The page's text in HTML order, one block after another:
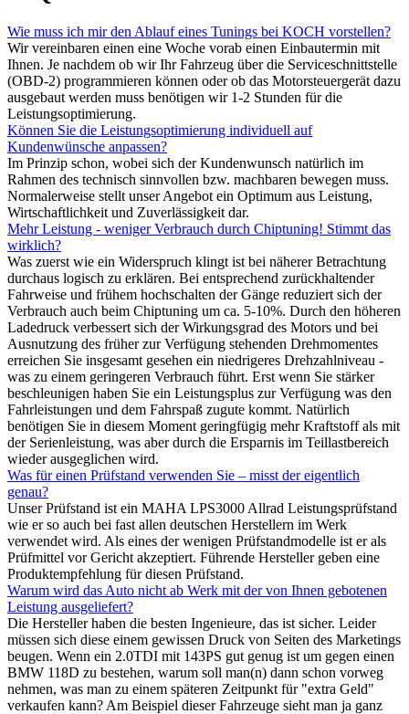
Wie muss ich mir den Ablauf eines Tunings bei KOCH vorstellen?
Wir vereinbaren einen eine Woche vorab einen Einbautermin mit
Ihnen. Je nachdem ob wir Ihr Fahrzeug über die Serviceschnittstelle
(OBD-2) programmieren können oder ob das Motorsteuergerät dazu
ausgebaut werden muss benötigen wir 1-2 Stunden für die
Leistungsoptimierung.
Können Sie die Leistungsoptimierung individuell auf
Kundenwünsche anpassen?
Im Prinzip schon, wobei sich der Kundenwunsch natürlich im
Rahmen des technisch sinnvollen bzw. machbaren bewegen muss.
Normalerweise stellt unser Angebot ein Optimum aus Leistung,
Wirtschaftlichkeit und Zuverlässigkeit dar.
Mehr Leistung - weniger Verbrauch durch Chiptuning! Stimmt das
wirklich?
Was zuerst wie ein Widerspruch klingt ist bei näherer Betrachtung
durchaus logisch zu erklären. Bei entsprechend zurückhaltender
Fahrweise und frühem hochschalten der Gänge reduziert sich der
Verbrauch auch beim Chiptuning um ca. 5-10%. Durch den höheren
Ladedruck verbessert sich der Wirkungsgrad des Motors und bei
Ausnutzung des früher zur Verfügung stehenden Drehmomentes
erreichen Sie insgesamt gesehen ein niedrigeres Drehzahlniveau -
was zu einem geringeren Verbrauch führt. Erst wenn Sie stärker
beschleunigen haben Sie ein Leistungsplus zur Verfügung was den
Fahrleistungen und dem Fahrspaß zugute kommt. Natürlich
benötigen Sie in diesem Moment geringfügig mehr Kraftstoff als mit
der Serienleistung, was aber durch die Ersparnis im Teillastbereich
wieder ausgeglichen wird.
Was für einen Prüfstand verwenden Sie – misst der eigentlich
genau?
Unser Prüfstand ist ein MAHA LPS3000 Allrad Leistungsprüfstand
wie er so auch bei fast allen deutschen Herstellern im Werk
verwendet wird. Als eines der wenigen Prüfstandmodelle ist er als
Prüfmittel vor Gericht akzeptiert. Führende Hersteller geben eine
Produktempfehlung für diesen Prüfstand.
Warum wird das Auto nicht ab Werk mit der von Ihnen gebotenen
Leistung ausgeliefert?
Die Hersteller haben die besten Ingenieure, das ist sicher. Leider
müssen sich diese einem gewissen Druck von Seiten des Marketings
beugen. Wenn ein 2.0TDI mit 143PS gut genug ist um gegen einen
BMW 118D zu bestehen, warum soll man(n) dann schon vorweg
nehmen, was man zu einem späteren Zeitpunkt für "extra Geld"
verkaufen kann? Am Beispiel dieser Fahrzeuge sieht man ja ganz